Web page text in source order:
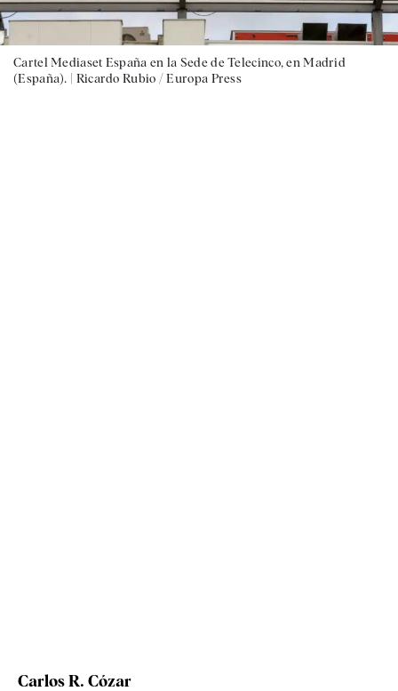
Cartel Mediaset España en la Sede de Telecinco, en Madrid
(España). | Ricardo Rubio / Europa Press
Carlos R. Cózar